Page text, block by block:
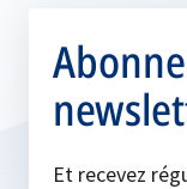
Et recevez